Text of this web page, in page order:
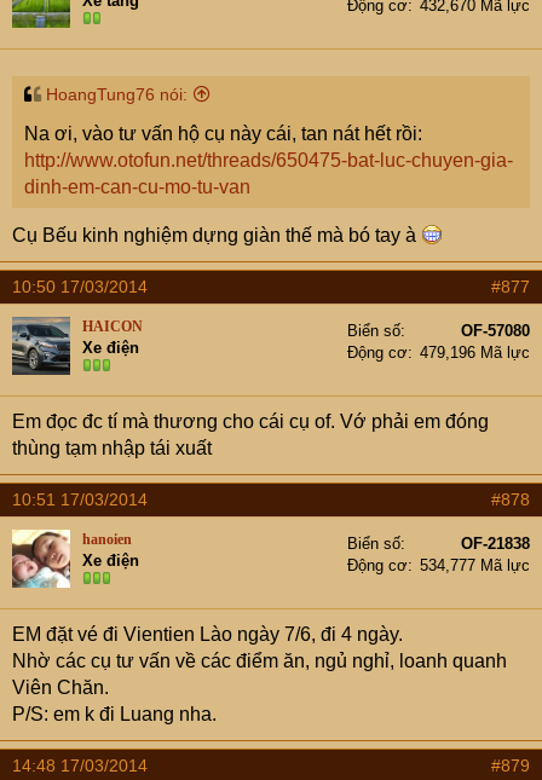
Động cơ
432,670 Mã lực
HoangTung76 nói:
Na ơi, vào tư vấn hộ cụ này cái, tan nát hết rồi:
http://www.otofun.net/threads/650475-bat-luc-chuyen-gia-
dinh-em-can-cu-mo-tu-van
Cụ Bếu kinh nghiệm dựng giàn thế mà bó tay à
10:50 17/03/2014 #877
HAICON
Xe điện
Biển số
OF-57080
Động cơ
479,196 Mã lực
Em đọc đc tí mà thương cho cái cụ of. Vớ phải em đóng
thùng tạm nhập tái xuất
10:51 17/03/2014 #878
hanoien
Xe điện
Biển số
OF-21838
Động cơ
534,777 Mã lực
EM đặt vé đi Vientien Lào ngày 7/6, đi 4 ngày.
Nhờ các cụ tư vấn về các điểm ăn, ngủ nghỉ, loanh quanh
Viên Chăn.
P/S: em k đi Luang nha.
14:48 17/03/2014 #879